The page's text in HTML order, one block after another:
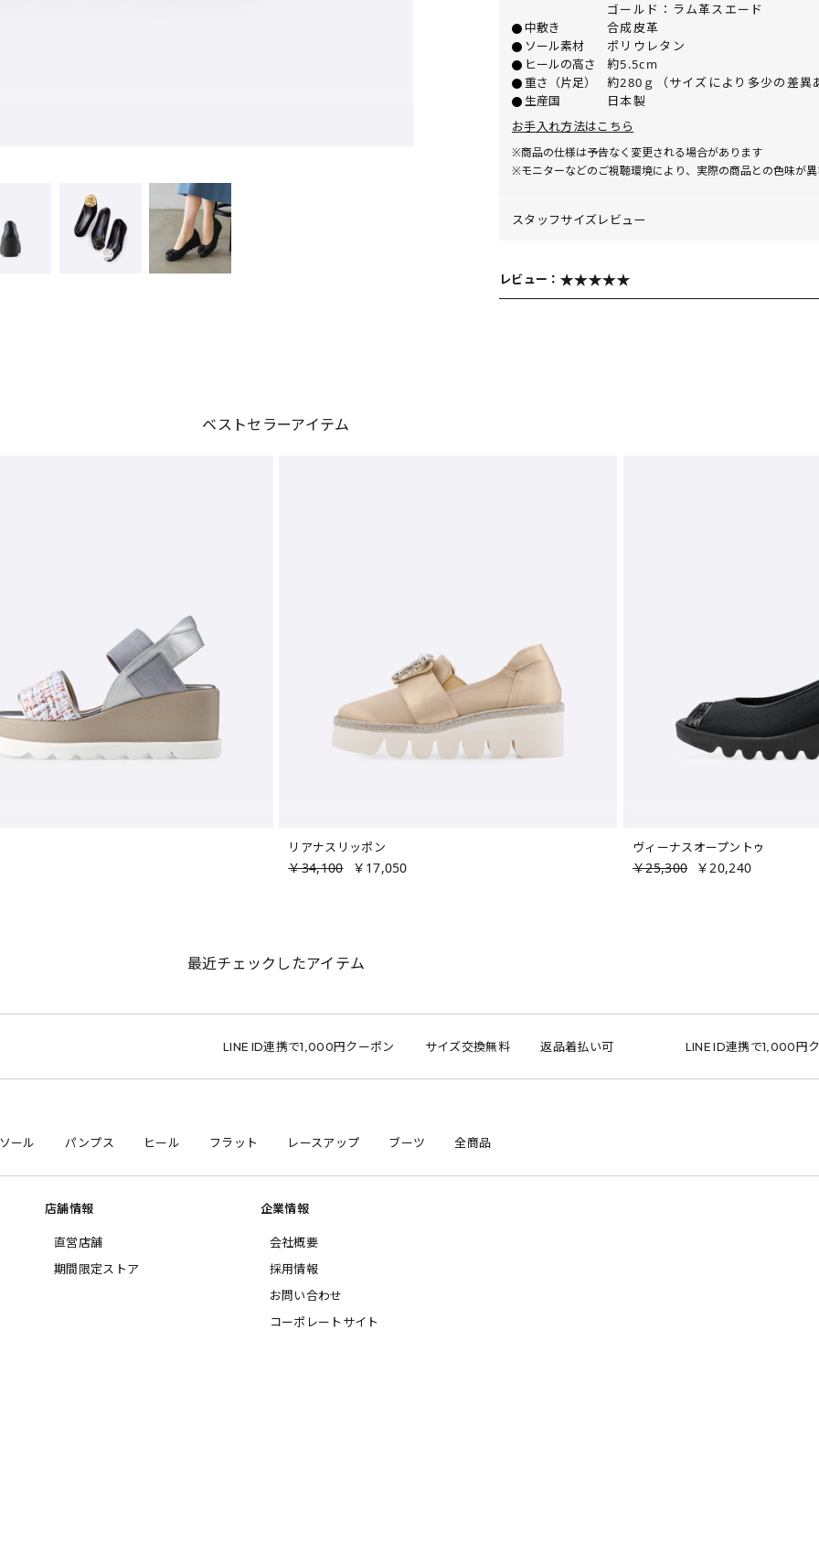
ゴールド：ラム革スエード
中敷き
合成皮革
ソール素材
ポリウレタン
ヒールの高さ
約5.5cm
重さ（片足）
約280ｇ（サイズにより多少の差異
生産国
日本製
お手入れ方法はこちら
※商品の仕様は予告なく変更される場合があります
※モニターなどのご視聴環境により、実際の商品との色味が
スタッフサイズレビュー
レビュー：
ベストセラーアイテム
リアナスリッポン
￥34,100 ￥17,050
ヴィーナスオープントゥ
￥25,300 ￥20,240
最近チェックしたアイテム
LINE ID連携で1,000円クーポン サイズ交換無料 返品着払い可 LINE ID連携で1,000円クーポン
ール パンプス ヒール フラット レースアップ ブーツ 全商品
店舗情報
直営店舗
期間限定ストア
企業情報
会社概要
採用情報
お問い合わせ
コーポレートサイト